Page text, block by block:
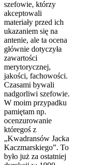
szefowie, którzy
akceptowali
materiały przed ich
ukazaniem się na
antenie, ale ta ocena
głównie dotyczyła
zawartości
merytorycznej,
jakości, fachowości.
Czasami bywali
nadgorliwi szefowie.
W moim przypadku
pamiętam np.
ocenzurowanie
któregoś z
„Kwadransów Jacka
Kaczmarskiego”. To
było już za ostatniej